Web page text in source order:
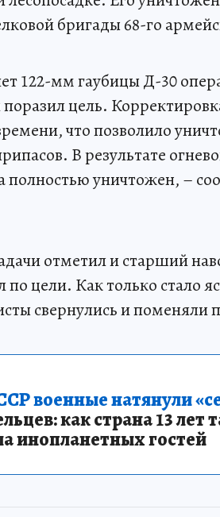
бригады 68-го
122-мм гаубицы Д-30
цель.
что позволило
В результате
полностью уничтожен, –
отметил и старший
цели. Как только стало
свернулись и поменяли
военные натянули
как страна 13 лет
инопланетных гостей